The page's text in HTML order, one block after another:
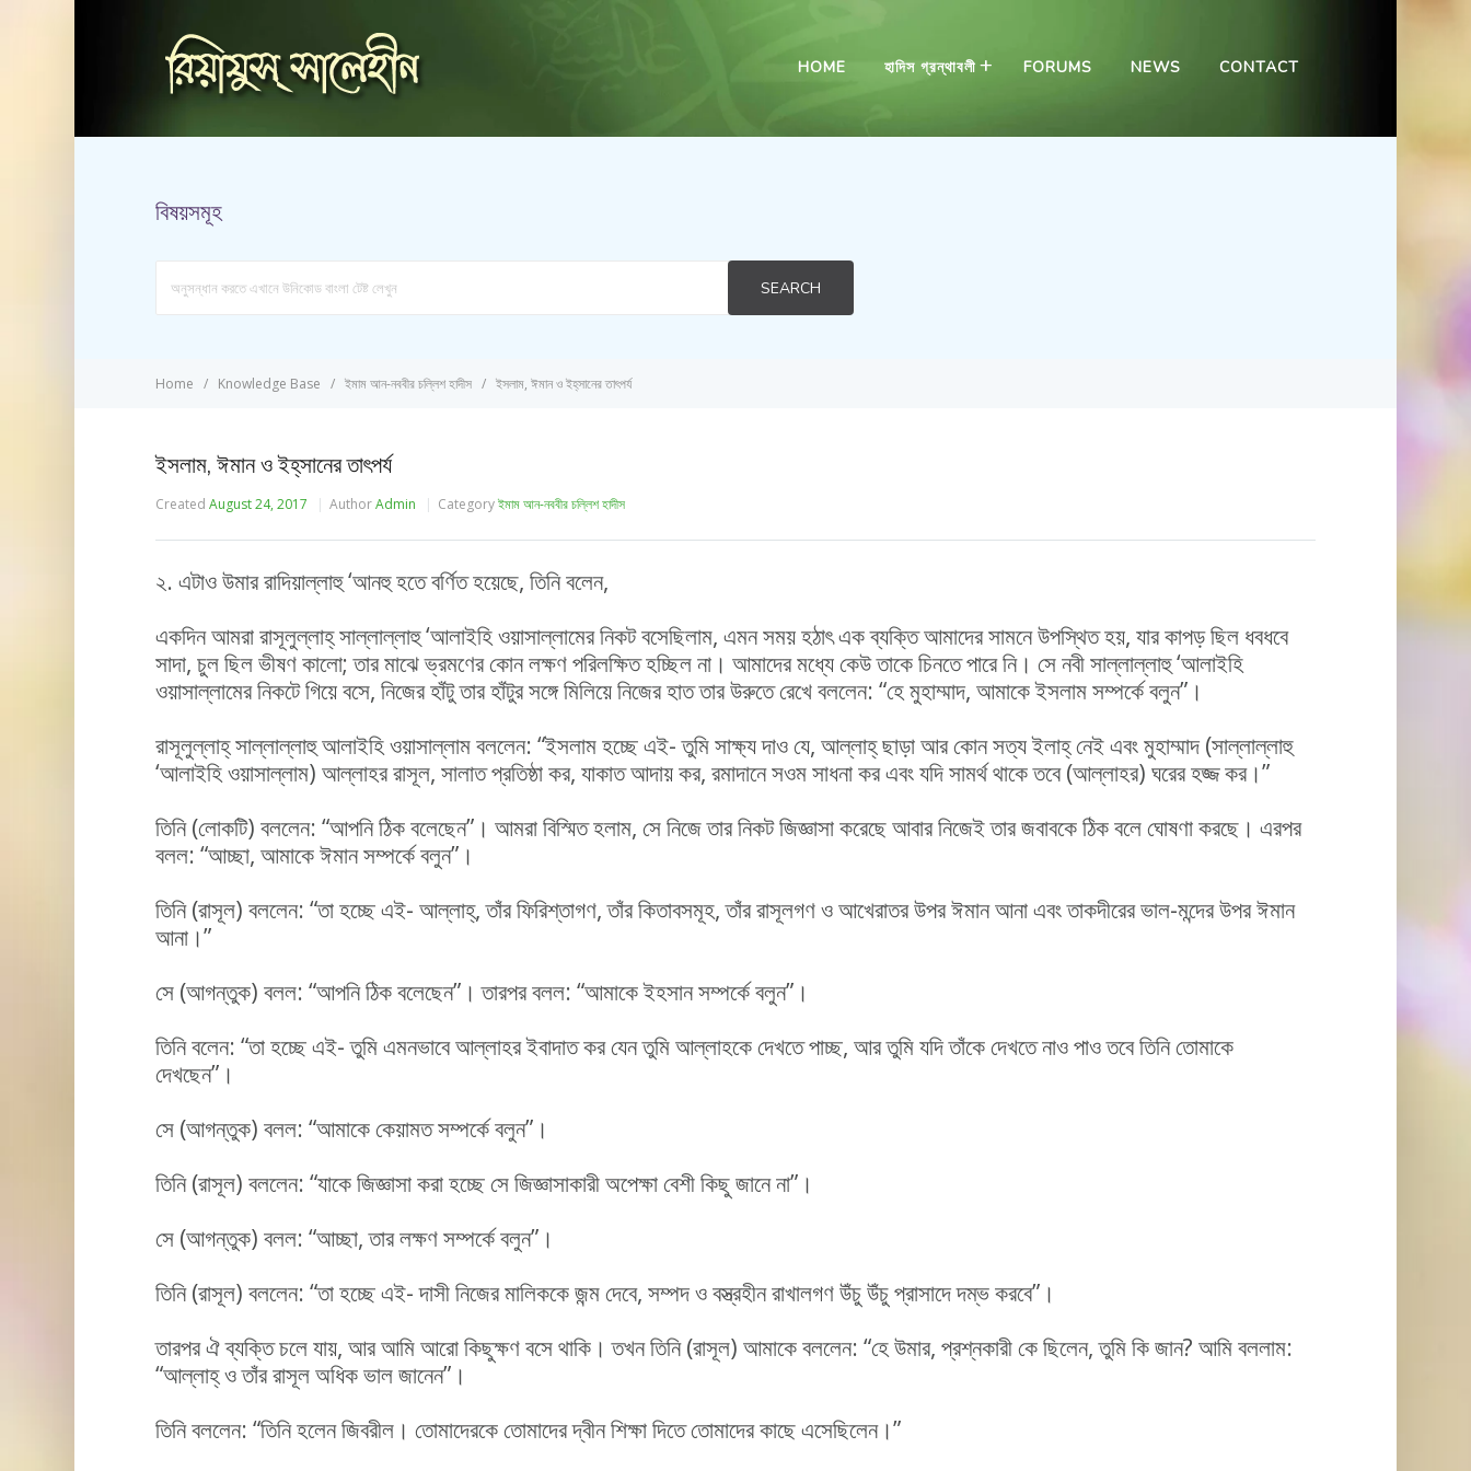
HOME হাদিস গ্রন্থাবলী FORUMS NEWS CONTACT
বিষয়সমূহ
SEARCH
Home Knowledge Base ইমাম আন-নববীর চল্লিশ হাদীস ইসলাম, ঈমান ও ইহ্‌সানের তাৎপর্য
ইসলাম, ঈমান ও ইহ্‌সানের তাৎপর্য
Created August 24, 2017 AuthorAdmin Categoryইমাম আন-নববীর চল্লিশ হাদীস
২. এটাও উমার রাদিয়াল্লাহু ‘আনহু হতে বর্ণিত হয়েছে, তিনি বলেন,
একদিন আমরা রাসূলুল্লাহ্ সাল্লাল্লাহু ‘আলাইহি ওয়াসাল্লামের নিকট বসেছিলাম, এমন সময় হঠাৎ এক ব্যক্তি আমাদের সামনে উপস্থিত হয়, যার কাপড় ছিল ধবধবে
সাদা, চুল ছিল ভীষণ কালো; তার মাঝে ভ্রমণের কোন লক্ষণ পরিলক্ষিত হচ্ছিল না। আমাদের মধ্যে কেউ তাকে চিনতে পারে নি। সে নবী সাল্লাল্লাহু ‘আলাইহি
ওয়াসাল্লামের নিকটে গিয়ে বসে, নিজের হাঁটু তার হাঁটুর সঙ্গে মিলিয়ে নিজের হাত তার উরুতে রেখে বললেন: “হে মুহাম্মাদ, আমাকে ইসলাম সম্পর্কে বলুন”।
রাসূলুল্লাহ্ সাল্লাল্লাহু আলাইহি ওয়াসাল্লাম বললেন: “ইসলাম হচ্ছে এই- তুমি সাক্ষ্য দাও যে, আল্লাহ্ ছাড়া আর কোন সত্য ইলাহ্ নেই এবং মুহাম্মাদ (সাল্লাল্লাহু
‘আলাইহি ওয়াসাল্লাম) আল্লাহর রাসূল, সালাত প্রতিষ্ঠা কর, যাকাত আদায় কর, রমাদানে সওম সাধনা কর এবং যদি সামর্থ থাকে তবে (আল্লাহর) ঘরের হজ্জ কর।”
তিনি (লোকটি) বললেন: “আপনি ঠিক বলেছেন”। আমরা বিস্মিত হলাম, সে নিজে তার নিকট জিজ্ঞাসা করেছে আবার নিজেই তার জবাবকে ঠিক বলে ঘোষণা করছে। এরপর
বলল: “আচ্ছা, আমাকে ঈমান সম্পর্কে বলুন”।
তিনি (রাসূল) বললেন: “তা হচ্ছে এই- আল্লাহ্, তাঁর ফিরিশ্‌তাগণ, তাঁর কিতাবসমূহ, তাঁর রাসূলগণ ও আখেরাতর উপর ঈমান আনা এবং তাকদীরের ভাল-মন্দের উপর ঈমান
আনা।”
সে (আগন্তুক) বলল: “আপনি ঠিক বলেছেন”। তারপর বলল: “আমাকে ইহসান সম্পর্কে বলুন”।
তিনি বলেন: “তা হচ্ছে এই- তুমি এমনভাবে আল্লাহর ইবাদাত কর যেন তুমি আল্লাহকে দেখতে পাচ্ছ, আর তুমি যদি তাঁকে দেখতে নাও পাও তবে তিনি তোমাকে
দেখছেন”।
সে (আগন্তুক) বলল: “আমাকে কেয়ামত সম্পর্কে বলুন”।
তিনি (রাসূল) বললেন: “যাকে জিজ্ঞাসা করা হচ্ছে সে জিজ্ঞাসাকারী অপেক্ষা বেশী কিছু জানে না”।
সে (আগন্তুক) বলল: “আচ্ছা, তার লক্ষণ সম্পর্কে বলুন”।
তিনি (রাসূল) বললেন: “তা হচ্ছে এই- দাসী নিজের মালিককে জন্ম দেবে, সম্পদ ও বস্ত্রহীন রাখালগণ উঁচু উঁচু প্রাসাদে দম্ভ করবে”।
তারপর ঐ ব্যক্তি চলে যায়, আর আমি আরো কিছুক্ষণ বসে থাকি। তখন তিনি (রাসূল) আমাকে বললেন: “হে উমার, প্রশ্নকারী কে ছিলেন, তুমি কি জান? আমি বললাম:
“আল্লাহ্ ও তাঁর রাসূল অধিক ভাল জানেন”।
তিনি বললেন: “তিনি হলেন জিবরীল। তোমাদেরকে তোমাদের দ্বীন শিক্ষা দিতে তোমাদের কাছে এসেছিলেন।”